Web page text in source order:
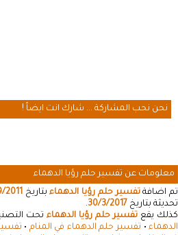
نحن نحب المشاركة ... شارك انت ايضاً !
معلومات عن تفسير حلم رؤيا الدهماء
تم اضافةتفسير حلم رؤيا الدهماءبتاريخ2011
تحديثة بتاريخ 30/3/2017
.
كذلك يقع تفسير حلم رؤيا الدهماءتحت
الدهماء• تفسير حلم الدهماء في المنام •